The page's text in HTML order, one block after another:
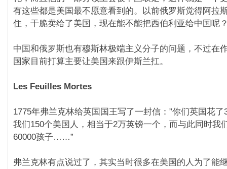
有这些都是美国最不愿意看到的。以前俄罗斯觉得阿拉
住，干脆卖给了美国，现在能不能把西伯利亚给中国呢
中国和俄罗斯也有穆斯林极端主义分子的问题，不过在
国家目前打算主要让美国来跟伊斯兰扛。
Les Feuilles Mortes
1775年弗兰克林给英国国王写了一封信：”你们英国花
我们150个美国人，相当于2万英镑一个，而与此同时我
60000孩子……”
弗兰克林有点说过了，其实当时很多在美国的人为了能